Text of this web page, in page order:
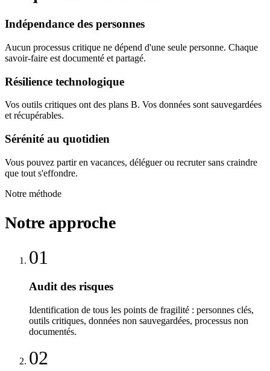
Indépendance des personnes
Aucun processus critique ne dépend d'une seule personne. Chaque
savoir-faire est documenté et partagé.
Résilience technologique
Vos outils critiques ont des plans B. Vos données sont sauvegardées
et récupérables.
Sérénité au quotidien
Vous pouvez partir en vacances, déléguer ou recruter sans craindre
que tout s'effondre.
Notre méthode
Notre approche
01
Audit des risques
Identification de tous les points de fragilité : personnes clés,
outils critiques, données non sauvegardées, processus non
documentés.
02